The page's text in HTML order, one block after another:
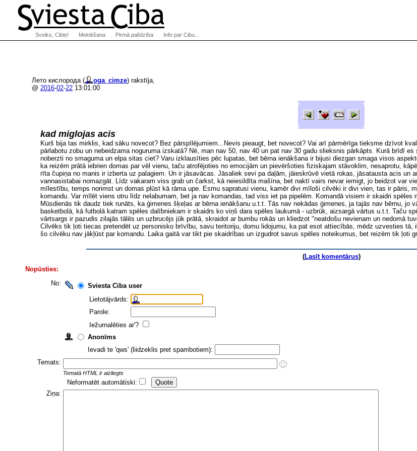
Лето кислорода ( oga_cimze) rakstīja,
@ 2016-02-22 13:01:00
kad miglojas acis
Kurš bija tas mirklis, kad sāku novecot? Bez pārspīlējumiem...Nevis pieaugt, bet novecot? Vai arī pārmērīga tieksme dzīvot
pārlabotu zobu un nebeidzama noguruma izskatā? Nē, man nav 50, nav 40 un pat nav 30 gadu slieksnis pārkāpts. Kurā brīdī
noberzti no smaguma un elpa sitas ciet? Varu izklausīties pēc lupatas, bet bērna ienākšana ir bijusi diezgan smaga visos
ka reizēm prātā iebrien domas par vēl vienu, taču atrofējoties no emocijām un pievēršoties fiziskajam stāvoklim, nesaprotu,
rīta čupiņa no manis ir izberta uz palagiem. Un ir jāsavācas. Jāsaliek sevi pa daļām, jāieskrūvē vietā rokas, jāsatausta acis
vannasistabai nomazgāt. Līdz vakaram viss grab un čarkst, kā neiesildīta mašīna, bet naktī vairs nevar iemigt, jo beidzot var
mīlestību, temps norimst un domas plūst kā rāma upe. Esmu sapratusi vienu, kamēr divi mīloši cilvēki ir divi vien, tas ir pāris,
komandu. Var mīlēt viens otru līdz nelabumam, bet ja nav komandas, tad viss iet pa pipelēm. Komandā visiem ir skaidri
Mūsdienās tik daudz tiek runāts, ka ģimenes šķeļas ar bērna ienākšanu u.t.t. Tās nav nekādas ģimenes, ja tajās nav bērnu,
basketbolā, kā futbolā katram spēles dalībniekam ir skaidrs ko viņš dara spēles laukumā - uzbrūk, aizsargā vārtus u.t.t. Taču
vārtsargs ir pazudis zilajās tālēs un uzbrucējs jūk prātā, skraidot ar bumbu rokās un kliedzot "neatdošu nevienam un nedomā
Cilvēks tik ļoti tiecas pretendēt uz personisko brīvību, savu teritoriju, domu lidojumu, ka pat esot attiecībās, mēdz uzvesties
šo cilvēku nav jākļūst par komandu. Laika gaitā var tikt pie skaidrības un izgudrot savus spēles noteikumus, bet reizēm tik ļoti
(Lasīt komentārus)
Nopūsties:
No:
Sviesta Ciba user
Lietotājvārds:
Parole:
Iežurnalēties ar'?
Anonīms
Ievadi te 'qws' (liidzeklis pret spambotiem):
Temats:
Tematā HTML ir aizliegts
Neformatēt automātiski:
Ziņa:
Sveiks, Cibiņ! Meklēšana Pirmā palīdzība Info par Cibu...